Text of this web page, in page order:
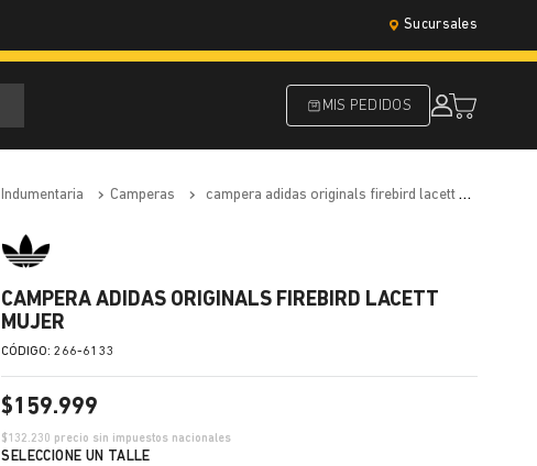
Sucursales
MIS PEDIDOS
indumentaria camperas campera adidas originals firebird lacett mujer
CAMPERA ADIDAS ORIGINALS FIREBIRD LACETT
MUJER
:266-6133
$159.999
$132.230 precio sin impuestos nacionales